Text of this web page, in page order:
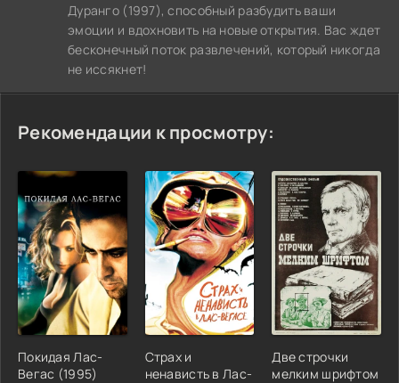
Дуранго (1997), способный разбудить ваши
эмоции и вдохновить на новые открытия. Вас ждет
бесконечный поток развлечений, который никогда
не иссякнет!
Рекомендации к просмотру:
Покидая Лас-
Вегас (1995)
Страх и
ненависть в Лас-
Две строчки
мелким шрифтом